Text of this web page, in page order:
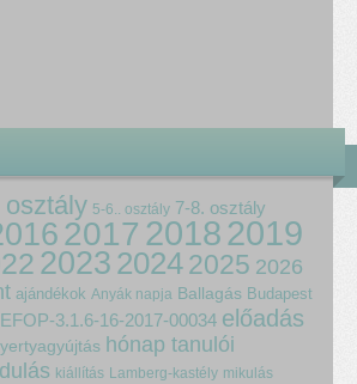
osztály 5-6.. osztály 7-8. osztály
2017 20182019
2023 20242025 2026
ajándékok Anyák napja Ballagás Budapest
EFOP-3.1.6-16-2017-00034 előadás
hónap tanulói
kiállítás Lamberg-kastély mikulás